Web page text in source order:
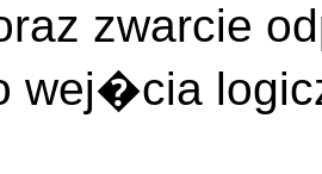
zwarcie
wej�cia